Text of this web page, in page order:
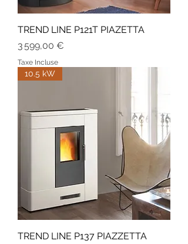
TREND LINE P121T PIAZETTA
Prix
3 599,00 €
Taxe Incluse
10.5 kW
TREND LINE P137 PIAZZETTA